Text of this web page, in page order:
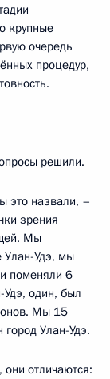
крупные
очередь
процедур,
решили.
это назвали, –
зрения
Мы
Улан-Удэ, мы
поменяли 6
Удэ, один, был
Мы 15
город Улан-Удэ.
отличаются: